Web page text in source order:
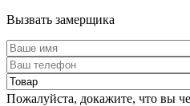
Вызвать замерщика
Пожалуйста, докажите, что вы